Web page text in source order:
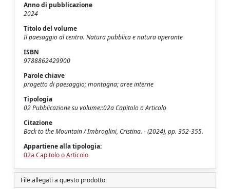
Anno di pubblicazione
2024
Titolo del volume
Il paesaggio al centro. Natura pubblica e natura operante
ISBN
9788862429900
Parole chiave
progetto di paesaggio; montagna; aree interne
Tipologia
02 Pubblicazione su volume::02a Capitolo o Articolo
Citazione
Back to the Mountain / Imbroglini, Cristina. - (2024), pp. 352-355.
Appartiene alla tipologia:
02a Capitolo o Articolo
File allegati a questo prodotto